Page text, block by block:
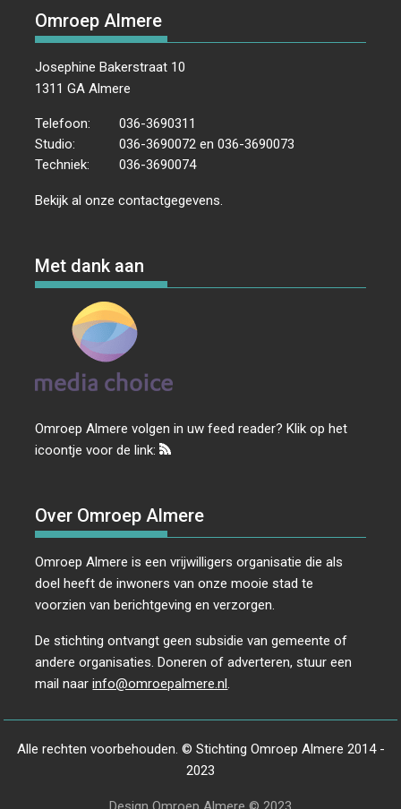
Omroep Almere
Josephine Bakerstraat 10
1311 GA Almere
Telefoon:
036-3690311
Studio:
036-3690072 en 036-3690073
Techniek:
036-3690074
Bekijk al onzecontactgegevens
Met dank aan
Omroep Almere volgen in uw feed reader? Klik op het
icoontje voor de link:
Over Omroep Almere
Omroep Almere is een vrijwilligers organisatie die als
doel heeft de inwoners van onze mooie stad te
voorzien van berichtgeving en verzorgen.
De stichting ontvangt geen subsidie van gemeente of
andere organisaties. Doneren of adverteren, stuur een
mail naarinfo@omroepalmere.nl.
Alle rechten voorbehouden. © Stichting Omroep Almere 2014 -
2023